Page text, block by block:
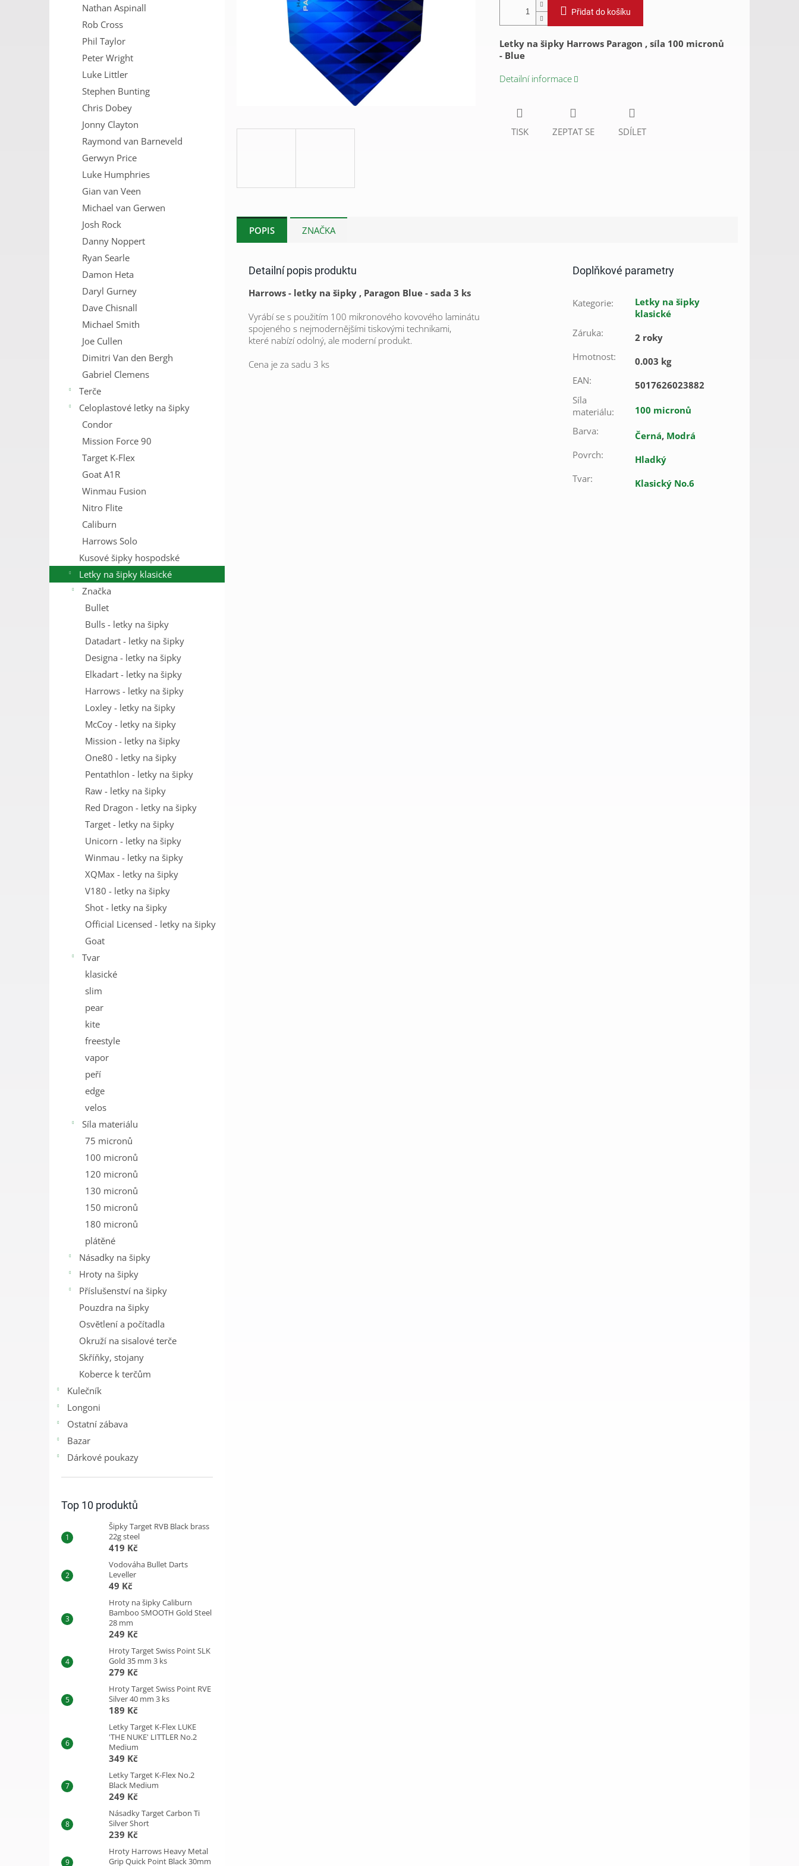
Nathan Aspinall
Rob Cross
Phil Taylor
Peter Wright
Luke Littler
Stephen Bunting
Chris Dobey
Jonny Clayton
Raymond van Barneveld
Gerwyn Price
Luke Humphries
Gian van Veen
Michael van Gerwen
Josh Rock
Danny Noppert
Ryan Searle
Damon Heta
Daryl Gurney
Dave Chisnall
Michael Smith
Joe Cullen
Dimitri Van den Bergh
Gabriel Clemens
Terče
Celoplastové letky na šipky
Condor
Mission Force 90
Target K-Flex
Goat A1R
Winmau Fusion
Nitro Flite
Caliburn
Harrows Solo
Kusové šipky hospodské
Letky na šipky klasické
Značka
Bullet
Bulls - letky na šipky
Datadart - letky na šipky
Designa - letky na šipky
Elkadart - letky na šipky
Harrows - letky na šipky
Loxley - letky na šipky
McCoy - letky na šipky
Mission - letky na šipky
One80 - letky na šipky
Pentathlon - letky na šipky
Raw - letky na šipky
Red Dragon - letky na šipky
Target - letky na šipky
Unicorn - letky na šipky
Winmau - letky na šipky
XQMax - letky na šipky
V180 - letky na šipky
Shot - letky na šipky
Official Licensed - letky na šipky
Goat
Tvar
klasické
slim
pear
kite
freestyle
vapor
peří
edge
velos
Síla materiálu
75 micronů
100 micronů
120 micronů
130 micronů
150 micronů
180 micronů
plátěné
Násadky na šipky
Hroty na šipky
Příslušenství na šipky
Pouzdra na šipky
Osvětlení a počítadla
Okruží na sisalové terče
Skříňky, stojany
Koberce k terčům
Kulečník
Longoni
Ostatní zábava
Bazar
Dárkové poukazy
Top 10 produktů
Šipky Target RVB Black brass
22g steel
419 Kč
Vodováha Bullet Darts
Leveller
49 Kč
Hroty na šipky Caliburn
Bamboo SMOOTH Gold Steel
28 mm
249 Kč
Hroty Target Swiss Point SLK
Gold 35 mm 3 ks
279 Kč
Hroty Target Swiss Point RVE
Silver 40 mm 3 ks
189 Kč
Letky Target K-Flex LUKE
'THE NUKE' LITTLER No.2
Medium
349 Kč
Letky Target K-Flex No.2
Black Medium
249 Kč
Násadky Target Carbon Ti
Silver Short
239 Kč
Hroty Harrows Heavy Metal
Grip Quick Point Black 30mm
Přidat do košíku
Letky na šipky Harrows Paragon , síla 100 micronů
- Blue
Detailní informace
TISK ZEPTAT SE SDÍLET
POPIS ZNAČKA
Detailní popis produktu
Harrows - letky na šipky , Paragon Blue - sada 3 ks
Vyrábí se s použitím 100 mikronového kovového laminátu
spojeného s nejmodernějšími tiskovými technikami,
které nabízí odolný, ale moderní produkt.
Cena je za sadu 3 ks
Doplňkové parametry
Kategorie:
Letky na šipky
klasické
Záruka:
2 roky
Hmotnost:
0.003 kg
EAN:
5017626023882
Síla
materiálu:
100 micronů
Barva: Černá, Modrá
Povrch:
Hladký
Tvar: Klasický No.6